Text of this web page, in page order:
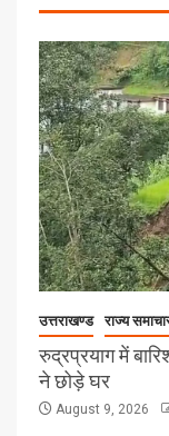
उत्तराखण्ड राज्य
रुद्रप्रयाग में
ने छोड़े घर
August 9, 2026